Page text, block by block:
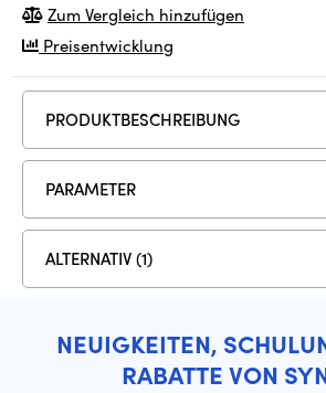
Zum Vergleich hinzufügen
Preisentwicklung
PRODUKTBESCHREIBUNG
PARAMETER
ALTERNATIV (1)
NEUIGKEITEN,
RABATTE VON